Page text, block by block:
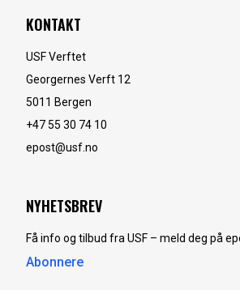
KONTAKT
USF Verftet
Georgernes Verft 12
5011 Bergen
+47 55 30 74 10
epost@usf.no
NYHETSBREV
Få info og tilbud fra USF – meld deg på
Abonnere